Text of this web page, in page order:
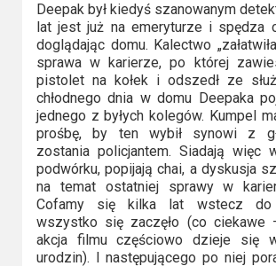
Disney+
HBO
Max
Netflix
Sky
Showtime
Podsumowania
Deepak był kiedyś szanowanym
lat jest już na emeryturze i spędza
doglądając domu. Kalectwo
sprawa w karierze, po której
pistolet na kołek i odszedł ze
chłodnego dnia w domu Deepaka
jednego z byłych kolegów. Kumpel
prośbę, by ten wybił synowi z
zostania policjantem. Siadają więc
podwórku, popijają chai, a dyskusja
na temat ostatniej sprawy w
Cofamy się kilka lat wstecz do
wszystko się zaczęło (co
akcja filmu częściowo dzieje się
urodzin). I następującego po niej